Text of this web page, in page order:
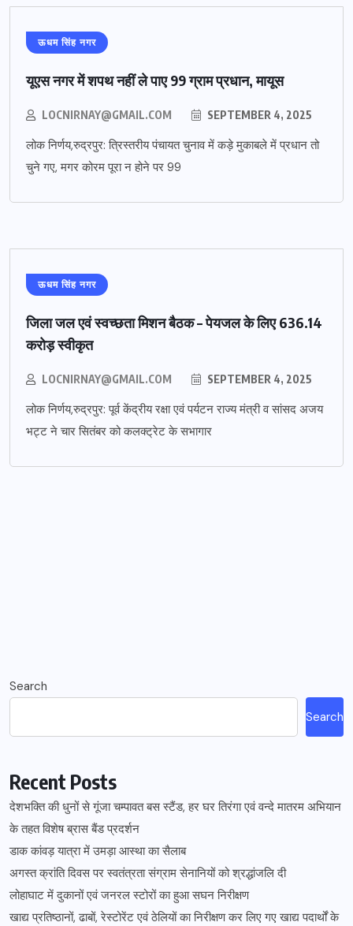
ऊधम सिंह नगर
यूएस नगर में शपथ नहीं ले पाए 99 ग्राम प्रधान, मायूस
LOCNIRNAY@GMAIL.COM SEPTEMBER 4, 2025
लोक निर्णय,रुद्रपुर: त्रिस्तरीय पंचायत चुनाव में कड़े मुकाबले में प्रधान तो
चुने गए, मगर कोरम पूरा न होने पर 99
ऊधम सिंह नगर
जिला जल एवं स्वच्छता मिशन बैठक – पेयजल के लिए 636.14
करोड़ स्वीकृत
LOCNIRNAY@GMAIL.COM SEPTEMBER 4, 2025
लोक निर्णय,रुद्रपुर: पूर्व केंद्रीय रक्षा एवं पर्यटन राज्य मंत्री व सांसद अजय
भट्ट ने चार सितंबर को कलक्ट्रेट के सभागार
Search
Search
Recent Posts
देशभक्ति की धुनों से गूंजा चम्पावत बस स्टैंड, हर घर तिरंगा एवं वन्दे मातरम अभियान
के तहत विशेष ब्रास बैंड प्रदर्शन
डाक कांवड़ यात्रा में उमड़ा आस्था का सैलाब
अगस्त क्रांति दिवस पर स्वतंत्रता संग्राम सेनानियों को श्रद्धांजलि दी
लोहाघाट में दुकानों एवं जनरल स्टोरों का हुआ सघन निरीक्षण
खाद्य प्रतिष्ठानों, ढाबों, रेस्टोरेंट एवं ठेलियों का निरीक्षण कर लिए गए खाद्य पदार्थों के